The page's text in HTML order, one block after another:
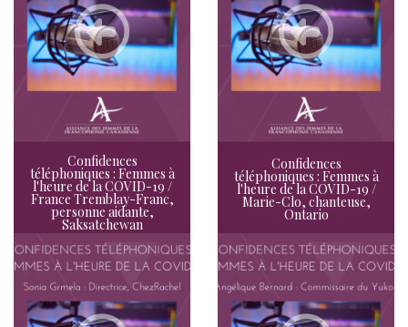
Confidences
téléphoniques : Femmes à
l'heure de la COVID-19 /
France Tremblay-Franc,
personne aidante,
Saksatchewan
Confidences
téléphoniques : Femmes à
l'heure de la COVID-19 /
Marie-Clo, chanteuse,
Ontario